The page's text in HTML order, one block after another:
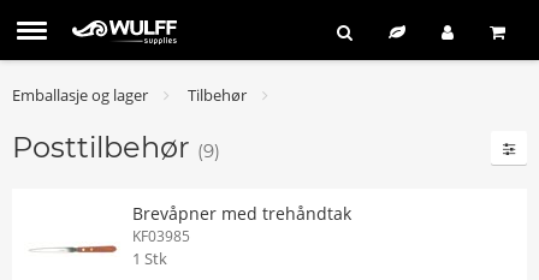
Emballasje og lager Tilbehør
Posttilbehør (9)
Brevåpner med trehåndtak
KF03985
1 Stk